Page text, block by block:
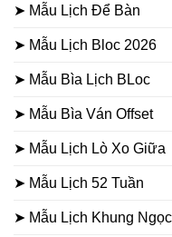
➤ Mẫu Lịch Để Bàn
➤ Mẫu Lịch Bloc 2026
➤ Mẫu Bìa Lịch BLoc
➤ Mẫu Bìa Ván Offset
➤ Mẫu Lịch Lò Xo Giữa
➤ Mẫu Lịch 52 Tuần
➤ Mẫu Lịch Khung Ngọc